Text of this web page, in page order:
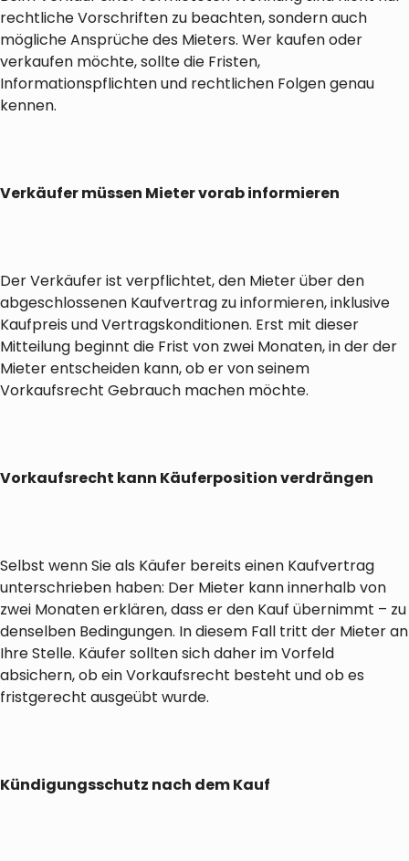
rechtliche Vorschriften zu beachten, sondern auch
mögliche Ansprüche des Mieters. Wer kaufen oder
verkaufen möchte, sollte die Fristen,
Informationspflichten und rechtlichen Folgen genau
kennen.
Verkäufer müssen Mieter vorab informieren
Der Verkäufer ist verpflichtet, den Mieter über den
abgeschlossenen Kaufvertrag zu informieren, inklusive
Kaufpreis und Vertragskonditionen. Erst mit dieser
Mitteilung beginnt die Frist von zwei Monaten, in der der
Mieter entscheiden kann, ob er von seinem
Vorkaufsrecht Gebrauch machen möchte.
Vorkaufsrecht kann Käuferposition verdrängen
Selbst wenn Sie als Käufer bereits einen Kaufvertrag
unterschrieben haben: Der Mieter kann innerhalb von
zwei Monaten erklären, dass er den Kauf übernimmt – zu
denselben Bedingungen. In diesem Fall tritt der Mieter an
Ihre Stelle. Käufer sollten sich daher im Vorfeld
absichern, ob ein Vorkaufsrecht besteht und ob es
fristgerecht ausgeübt wurde.
Kündigungsschutz nach dem Kauf